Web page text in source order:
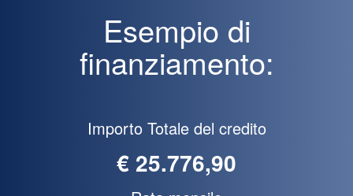
Esempio di
finanziamento:
Importo Totale del credito
€ 25.776,90